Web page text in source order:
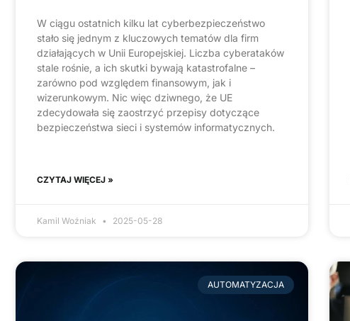
W ciągu ostatnich kilku lat cyberbezpieczeństwo
stało się jednym z kluczowych tematów dla firm
działających w Unii Europejskiej. Liczba cyberataków
stale rośnie, a ich skutki bywają katastrofalne –
zarówno pod względem finansowym, jak i
wizerunkowym. Nic więc dziwnego, że UE
zdecydowała się zaostrzyć przepisy dotyczące
bezpieczeństwa sieci i systemów informatycznych.
CZYTAJ WIĘCEJ »
Kamil Woźniak 2025-05-28
AUTOMATYZACJA